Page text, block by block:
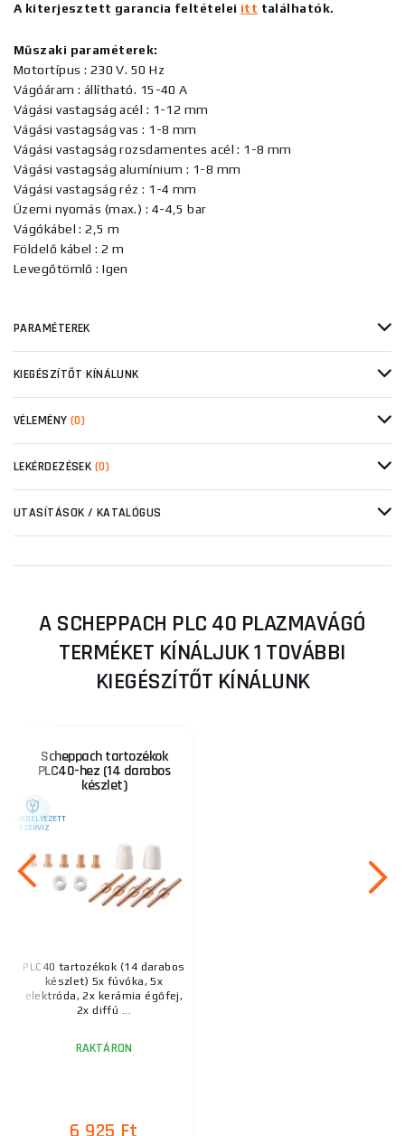
A kiterjesztett garancia feltételei itt találhatók.
Műszaki paraméterek:
Motortípus : 230 V. 50 Hz
Vágóáram : állítható. 15-40 A
Vágási vastagság acél : 1-12 mm
Vágási vastagság vas : 1-8 mm
Vágási vastagság rozsdamentes acél : 1-8 mm
Vágási vastagság alumínium : 1-8 mm
Vágási vastagság réz : 1-4 mm
Üzemi nyomás (max.) : 4-4,5 bar
Vágókábel : 2,5 m
Földelő kábel : 2 m
Levegőtömlő : Igen
PARAMÉTEREK
KIEGÉSZÍTŐT KÍNÁLUNK
VÉLEMÉNY (0)
LEKÉRDEZÉSEK (0)
UTASÍTÁSOK / KATALÓGUS
A SCHEPPACH PLC 40 PLAZMAVÁGÓ
TERMÉKET KÍNÁLJUK 1 TOVÁBBI
KIEGÉSZÍTŐT KÍNÁLUNK
Scheppach tartozékok
PLC40-hez (14 darabos
készlet)
ENGEDÉLYEZETT
SZERVIZ
PLC40 tartozékok (14 darabos
készlet) 5x fúvóka, 5x
elektróda, 2x kerámia égőfej,
2x diffú ...
RAKTÁRON